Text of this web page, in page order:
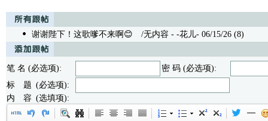
谢谢陛下！这歌嗲不来啊😊 /无内容 - -花儿- 06/15/26 (8)
笔 名 (必选项):
密 码 (必选项):
标 题 (必选项):
内 容 (选填项):